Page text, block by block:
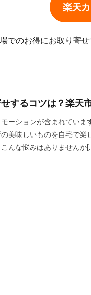
楽天
でのお得にお取り寄
するコツは？楽天
ーションが含まれていま
美味しいものを自宅で楽
んな悩みはありませんか